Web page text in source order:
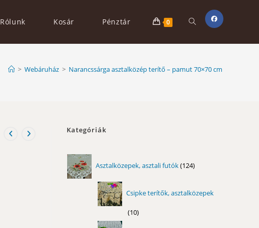
Rólunk Kosár Pénztár 0 Toggle
website
> Webáruház > Narancssárga asztalközép terítő – pamut 70×70 cm
Kategóriák
Asztalközepek, asztali futók 124
termék
Csipke terítők, asztalközepek
1010